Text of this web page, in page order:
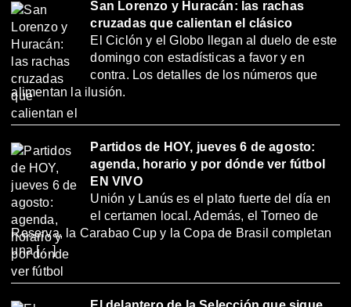
San Lorenzo y Huracán: las rachas
cruzadas que calientan el clásico
El Ciclón y el Globo llegan al duelo de este
domingo con estadísticas a favor y en
contra. Los detalles de los números que
alimentan la ilusión.
Partidos de HOY, jueves 6 de agosto:
agenda, horario y por dónde ver fútbol
EN VIVO
Unión y Lanús es el plato fuerte del día en
el certamen local. Además, el Torneo de
Reserva, la Carabao Cup y la Copa de Brasil completan
una […]